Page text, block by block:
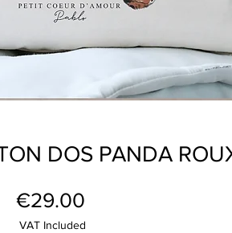
DOS PANDA
€29.00Price
VAT Included